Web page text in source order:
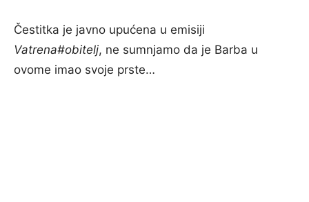
Čestitka je javno upućena u emisiji
Vatrena#obitelj, ne sumnjamo da je Barba u
ovome imao svoje prste…